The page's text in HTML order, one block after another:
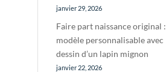
janvier 29, 2026
Faire part naissance original :
modèle personnalisable avec
dessin d’un lapin mignon
janvier 22, 2026